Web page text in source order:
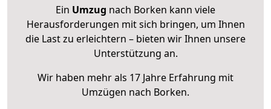
Ein Umzug nach Borken kann viele
Herausforderungen mit sich bringen, um Ihnen
die Last zu erleichtern – bieten wir Ihnen unsere
Unterstützung an.
Wir haben mehr als 17 Jahre Erfahrung mit
Umzügen nach Borken.